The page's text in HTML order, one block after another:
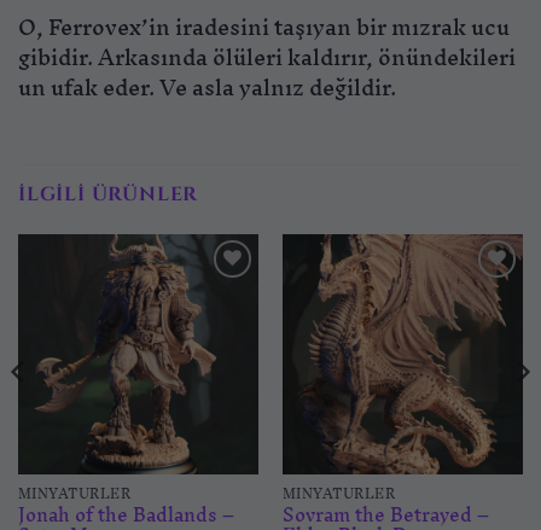
O, Ferrovex’in iradesini taşıyan bir mızrak ucu
gibidir. Arkasında ölüleri kaldırır, önündekileri
un ufak eder. Ve asla yalnız değildir.
İLGILI ÜRÜNLER
İstek
listesine
MINYATÜRLER
Jonah of the Badlands –
İstek
listesine
ekle
MINYATÜRLER
Sovram the Betrayed –